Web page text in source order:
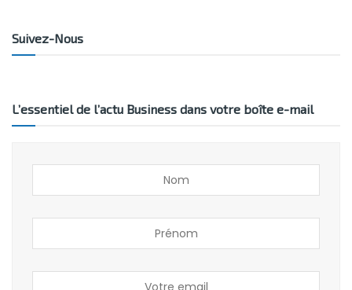
Suivez-Nous
L’essentiel de l’actu Business dans votre boîte e-mail